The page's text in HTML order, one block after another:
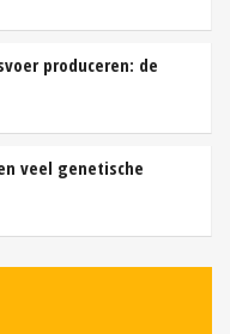
produceren: de
veel genetische